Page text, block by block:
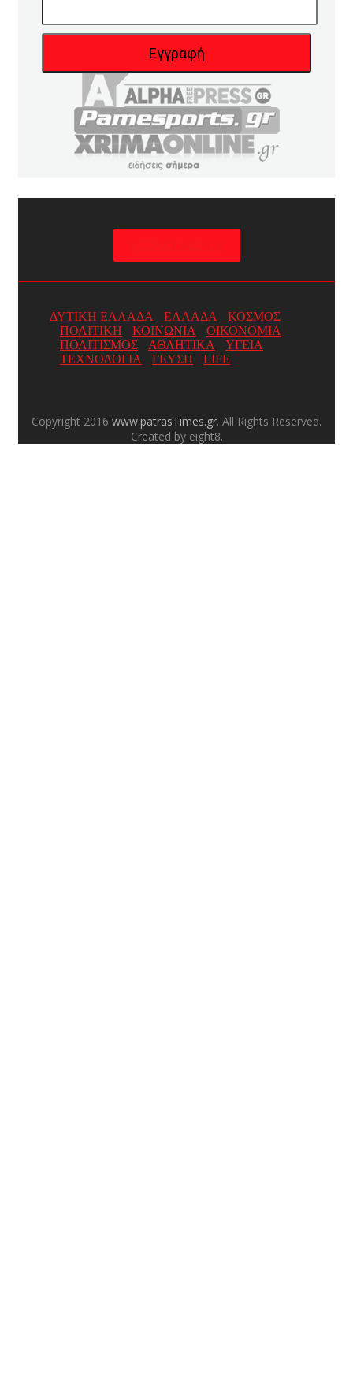
ΔΥΤΙΚΗ ΕΛΛΑΔΑ ΕΛΛΑΔΑ
ΚΟΣΜΟΣ
ΠΟΛΙΤΙΚΗ
ΚΟΙΝΩΝΙΑ
ΟΙΚΟΝΟΜΙΑ
ΠΟΛΙΤΙΣΜΟΣ
ΑΘΛΗΤΙΚΑ
ΥΓΕΙΑ
ΤΕΧΝΟΛΟΓΙΑ
ΓΕΥΣΗ LIFE
Copyright 2016 www.patrasTimes.gr. All Rights Reserved.
Created by eight8.